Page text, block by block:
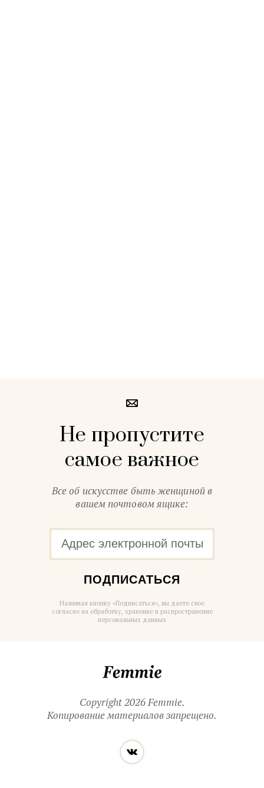
Не пропустите
самое важное
Все об искусстве быть женщиной в
вашем почтовом ящике:
ПОДПИСАТЬСЯ
Нажимая кнопку «Подписаться», вы даете свое
согласие на обработку, хранение и распространение
персональных данных
Copyright 2026 Femmie.
Копирование материалов запрещено.
Читайте
нас
в социальных